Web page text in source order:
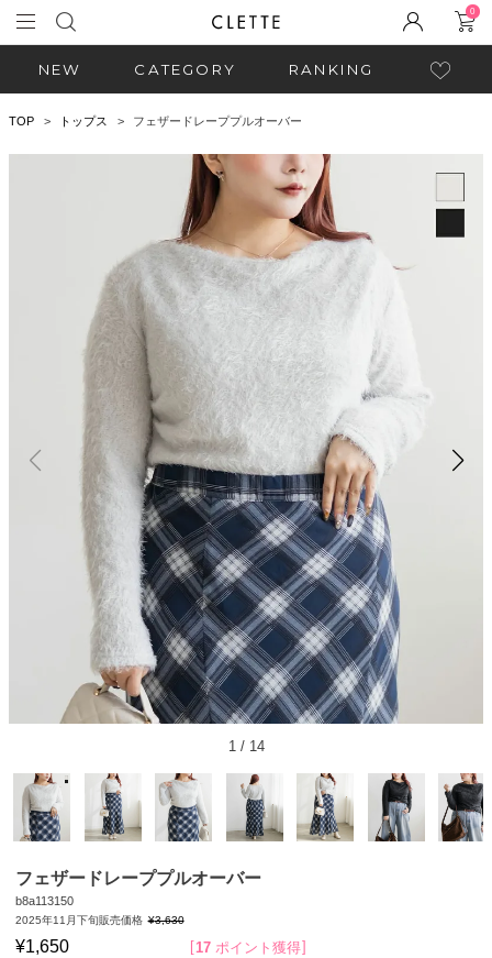
0
NEW CATEGORY RANKING
TOP トップス フェザードレーププルオーバー
1/ 14
フェザードレーププルオーバー
b8a113150
2025年11月下旬販売価格 ¥3,630
¥1,650 17 ポイント獲得